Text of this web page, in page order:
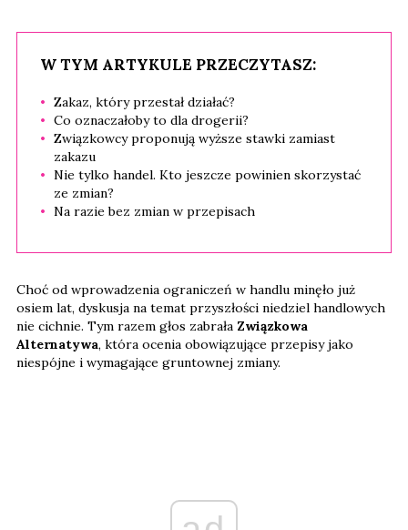
W TYM ARTYKULE PRZECZYTASZ:
Zakaz, który przestał działać?
Co oznaczałoby to dla drogerii?
Związkowcy proponują wyższe stawki zamiast
zakazu
Nie tylko handel. Kto jeszcze powinien skorzystać
ze zmian?
Na razie bez zmian w przepisach
Choć od wprowadzenia ograniczeń w handlu minęło już
osiem lat, dyskusja na temat przyszłości niedziel handlowych
nie cichnie. Tym razem głos zabrała Związkowa
Alternatywa, która ocenia obowiązujące przepisy jako
niespójne i wymagające gruntownej zmiany.